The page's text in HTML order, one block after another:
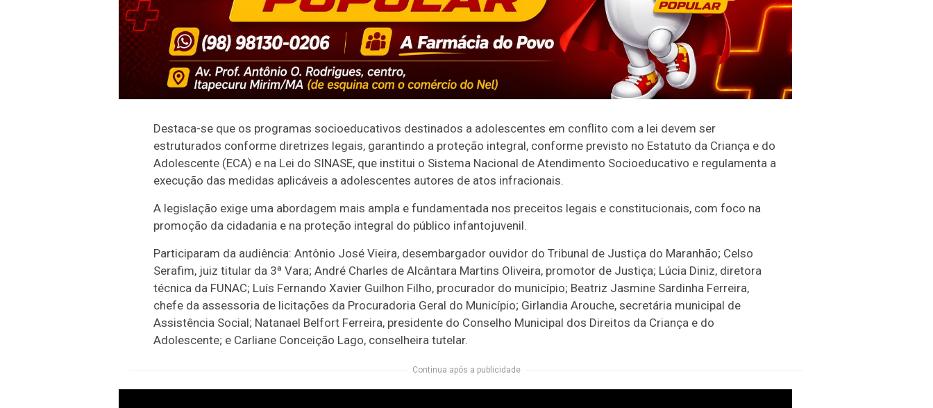
Destaca-se que os programas socioeducativos destinados a adolescentes em conflito com a lei devem ser
estruturados conforme diretrizes legais, garantindo a proteção integral, conforme previsto no Estatuto da Criança e do
Adolescente (ECA) e na Lei do SINASE, que institui o Sistema Nacional de Atendimento Socioeducativo e regulamenta a
execução das medidas aplicáveis a adolescentes autores de atos infracionais.
A legislação exige uma abordagem mais ampla e fundamentada nos preceitos legais e constitucionais, com foco na
promoção da cidadania e na proteção integral do público infantojuvenil.
Participaram da audiência: Antônio José Vieira, desembargador ouvidor do Tribunal de Justiça do Maranhão; Celso
Serafim, juiz titular da 3ª Vara; André Charles de Alcântara Martins Oliveira, promotor de Justiça; Lúcia Diniz, diretora
técnica da FUNAC; Luís Fernando Xavier Guilhon Filho, procurador do município; Beatriz Jasmine Sardinha Ferreira,
chefe da assessoria de licitações da Procuradoria Geral do Município; Girlandia Arouche, secretária municipal de
Assistência Social; Natanael Belfort Ferreira, presidente do Conselho Municipal dos Direitos da Criança e do
Adolescente; e Carliane Conceição Lago, conselheira tutelar.
Continua após a publicidade